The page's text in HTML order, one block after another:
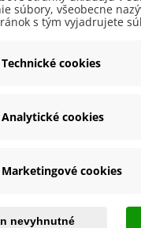
Blue -
Eukalyptus...
Oranžová
Marec
Nie
potrebovať
súbory, všeobecne
s tým vyjadrujete
Technické cookies
Analytické cookies
Marketingové cookies
nevyhnutné